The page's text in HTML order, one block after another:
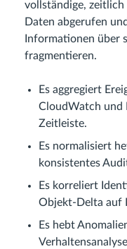
vollständige,
Daten abgerufen
Informationen über
fragmentieren.
Es aggregiert
CloudWatch und
Zeitleiste.
Es normalisiert
konsistentes
Es korreliert
Objekt-Delta auf
Es hebt